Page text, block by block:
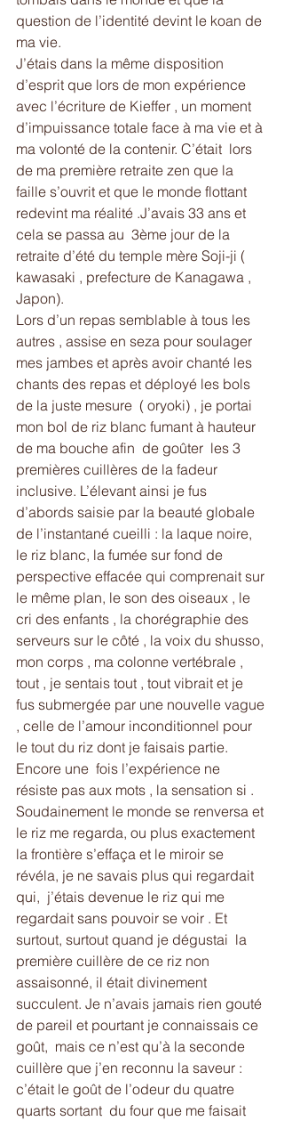
question de l’identité devint le koan de
ma vie.
J’étais dans la même disposition
d’esprit que lors de mon expérience
avec l’écriture de Kieffer , un moment
d’impuissance totale face à ma vie et à
ma volonté de la contenir. C’était  lors
de ma première retraite zen que la
faille s’ouvrit et que le monde flottant
redevint ma réalité .J’avais 33 ans et
cela se passa au  3ème jour de la
retraite d’été du temple mère Soji-ji (
kawasaki , prefecture de Kanagawa ,
Japon).
Lors d’un repas semblable à tous les
autres , assise en seza pour soulager
mes jambes et après avoir chanté les
chants des repas et déployé les bols
de la juste mesure  ( oryoki) , je portai
mon bol de riz blanc fumant à hauteur
de ma bouche afin  de goûter  les 3
premières cuillères de la fadeur
inclusive. L’élevant ainsi je fus
d’abords saisie par la beauté globale
de l’instantané cueilli : la laque noire,
le riz blanc, la fumée sur fond de
perspective effacée qui comprenait sur
le même plan, le son des oiseaux , le
cri des enfants , la chorégraphie des
serveurs sur le côté , la voix du shusso,
mon corps , ma colonne vertébrale ,
tout , je sentais tout , tout vibrait et je
fus submergée par une nouvelle vague
, celle de l’amour inconditionnel pour
le tout du riz dont je faisais partie.
Encore une  fois l’expérience ne
résiste pas aux mots , la sensation si .
Soudainement le monde se renversa et
le riz me regarda, ou plus exactement
la frontière s’effaça et le miroir se
révéla, je ne savais plus qui regardait
qui,  j’étais devenue le riz qui me
regardait sans pouvoir se voir . Et
surtout, surtout quand je dégustai  la
première cuillère de ce riz non
assaisonné, il était divinement
succulent. Je n’avais jamais rien gouté
de pareil et pourtant je connaissais ce
goût,  mais ce n’est qu’à la seconde
cuillère que j’en reconnu la saveur :
c’était le goût de l’odeur du quatre
quarts sortant  du four que me faisait